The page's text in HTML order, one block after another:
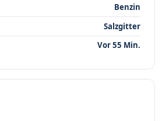
Benzin
Salzgitter
Vor 55 Min.